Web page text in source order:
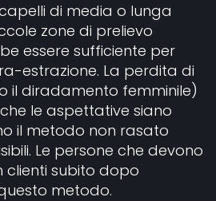
di media o lunga
zone di prelievo
essere sufficiente per
estrazione. La perdita di
il diradamento femminile)
le aspettative siano
il metodo non rasato
Le persone che devono
subito dopo
metodo.